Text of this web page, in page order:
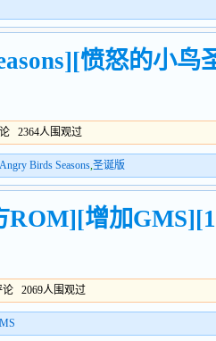
愤怒的小鸟
2364人围观过
Angry Birds Seasons,圣诞版
ROM][增加
论 2069人围观过